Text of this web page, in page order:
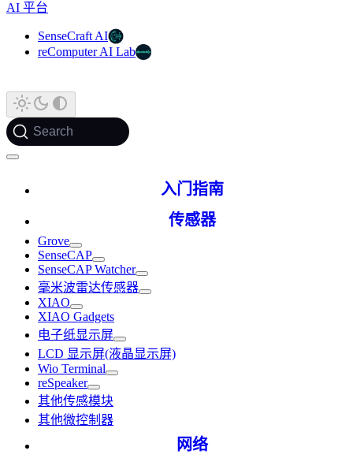
AI 平台
SenseCraft AI
reComputer AI Lab
Search
入门指南
传感器
Grove
SenseCAP
SenseCAP Watcher
毫米波雷达传感器
XIAO
XIAO Gadgets
电子纸显示屏
LCD 显示屏(液晶显示屏)
Wio Terminal
reSpeaker
其他传感模块
其他微控制器
网络